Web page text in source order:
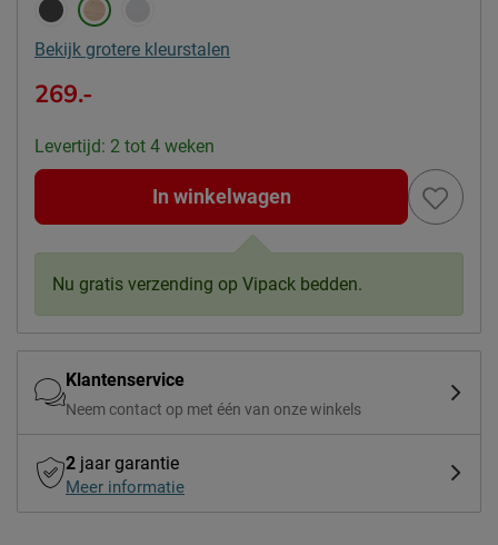
Bekijk grotere kleurstalen
269.-
Levertijd: 2 tot 4 weken
In winkelwagen
Nu gratis verzending op Vipack bedden.
Klantenservice
Neem contact op met één van onze winkels
2 jaar garantie
Meer informatie